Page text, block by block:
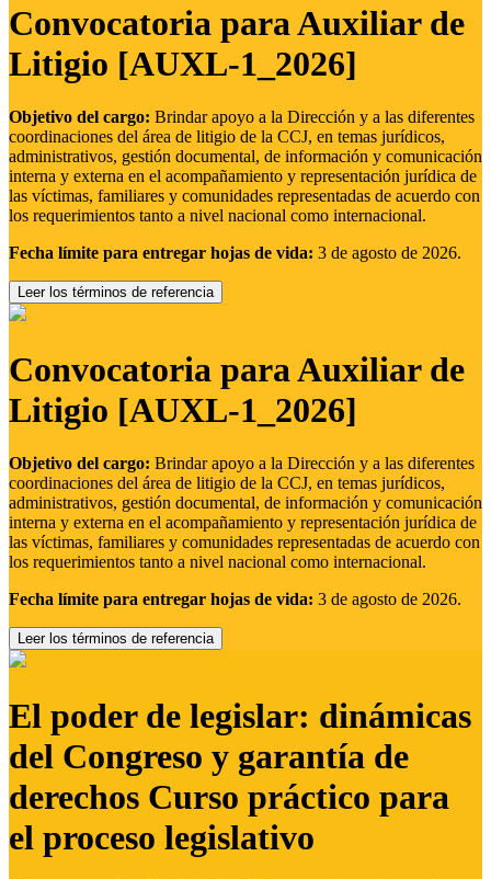
Convocatoria para Auxiliar de
Litigio [AUXL-1_2026]
Objetivo del cargo: Brindar apoyo a la Dirección y a las diferentes
coordinaciones del área de litigio de la CCJ, en temas jurídicos,
administrativos, gestión documental, de información y comunicación
interna y externa en el acompañamiento y representación jurídica de
las víctimas, familiares y comunidades representadas de acuerdo con
los requerimientos tanto a nivel nacional como internacional.
Fecha límite para entregar hojas de vida: 3 de agosto de 2026.
Leer los términos de referencia
Convocatoria para Auxiliar de
Litigio [AUXL-1_2026]
Objetivo del cargo: Brindar apoyo a la Dirección y a las diferentes
coordinaciones del área de litigio de la CCJ, en temas jurídicos,
administrativos, gestión documental, de información y comunicación
interna y externa en el acompañamiento y representación jurídica de
las víctimas, familiares y comunidades representadas de acuerdo con
los requerimientos tanto a nivel nacional como internacional.
Fecha límite para entregar hojas de vida: 3 de agosto de 2026.
Leer los términos de referencia
El poder de legislar: dinámicas
del Congreso y garantía de
derechos Curso práctico para
el proceso legislativo